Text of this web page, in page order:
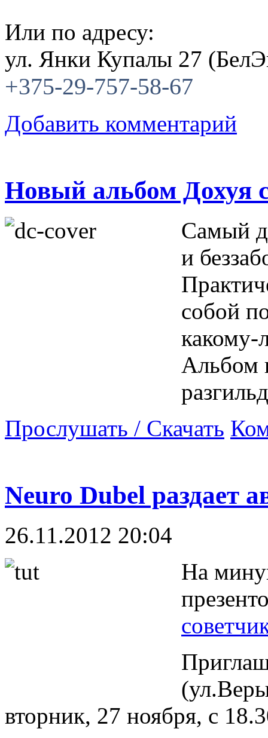
Или по адресу:
ул. Янки Купалы 27
+375-29-757-58-67
Добавить комментарий
Новый альбом Дохуя
Самый
и
собой
какому-
Альбом
Прослушать / Скачать
Neuro Dubel раздает
26.11.2012 20:04
На
вторник, 27 ноября, с